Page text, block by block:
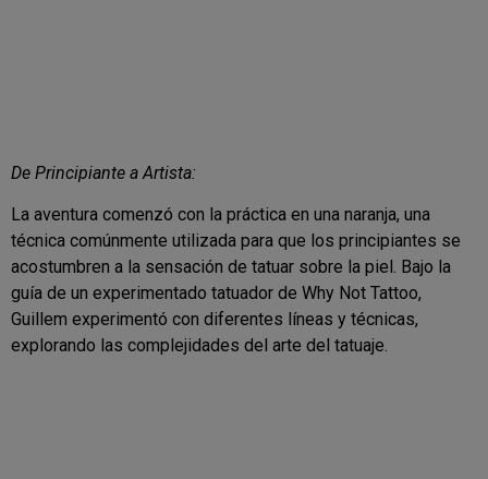
De Principiante a Artista:
La aventura comenzó con la práctica en una naranja, una
técnica comúnmente utilizada para que los principiantes se
acostumbren a la sensación de tatuar sobre la piel. Bajo la
guía de un experimentado tatuador de Why Not Tattoo,
Guillem experimentó con diferentes líneas y técnicas,
explorando las complejidades del arte del tatuaje.